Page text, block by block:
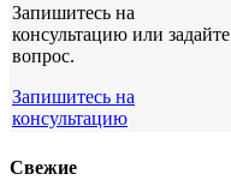
Запишитесь на
консультацию или задайте
вопрос.
Запишитесь на
консультацию
Свежие